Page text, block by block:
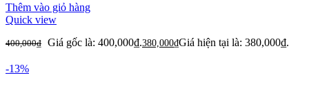
Thêm vào giỏ hàng
Quick view
400,000₫ Giá gốc là: 400,000₫.380,000₫Giá hiện tại là: 380,000₫.
-13%